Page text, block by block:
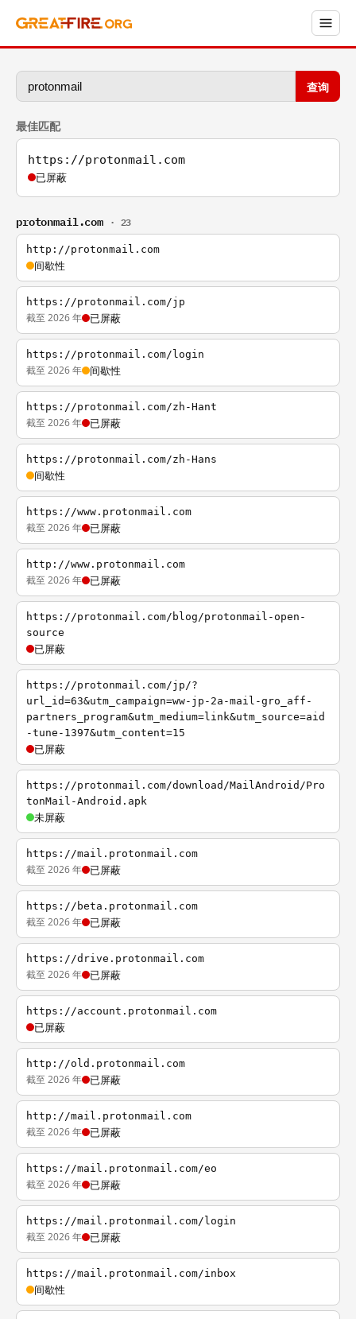
查询
最佳匹配
https://protonmail.com
已屏蔽
protonmail.com · 23
http://protonmail.com
间歇性
https://protonmail.com/jp
截至 2026 年 已屏蔽
https://protonmail.com/login
截至 2026 年 间歇性
https://protonmail.com/zh-Hant
截至 2026 年 已屏蔽
https://protonmail.com/zh-Hans
间歇性
https://www.protonmail.com
截至 2026 年 已屏蔽
http://www.protonmail.com
截至 2026 年 已屏蔽
https://protonmail.com/blog/protonmail-open-
source
已屏蔽
https://protonmail.com/jp/?
url_id=63&utm_campaign=ww-jp-2a-mail-gro_aff-
partners_program&utm_medium=link&utm_source=aid
-tune-1397&utm_content=15
已屏蔽
https://protonmail.com/download/MailAndroid/Pro
tonMail-Android.apk
未屏蔽
https://mail.protonmail.com
截至 2026 年 已屏蔽
https://beta.protonmail.com
截至 2026 年 已屏蔽
https://drive.protonmail.com
截至 2026 年 已屏蔽
https://account.protonmail.com
已屏蔽
http://old.protonmail.com
截至 2026 年 已屏蔽
http://mail.protonmail.com
截至 2026 年 已屏蔽
https://mail.protonmail.com/eo
截至 2026 年 已屏蔽
https://mail.protonmail.com/login
截至 2026 年 已屏蔽
https://mail.protonmail.com/inbox
间歇性